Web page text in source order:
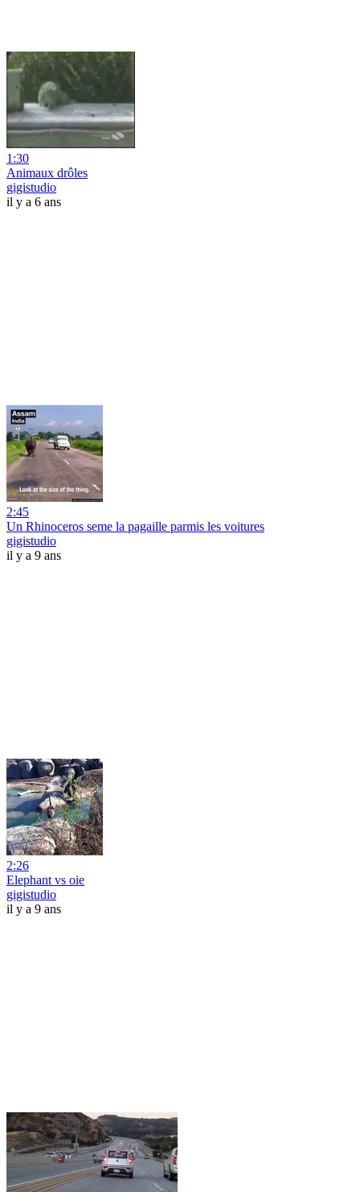
1:30
Animaux drôles
gigistudio
il y a 6 ans
2:45
Un Rhinoceros seme la pagaille parmis les voitures
gigistudio
il y a 9 ans
2:26
Elephant vs oie
gigistudio
il y a 9 ans